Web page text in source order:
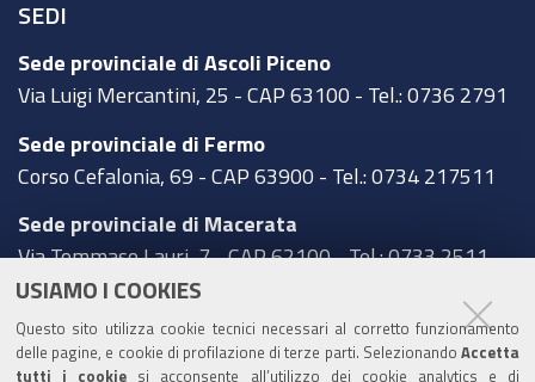
USIAMO I COOKIES
Questo sito utilizza cookie tecnici necessari al corretto funzionamento
delle pagine, e cookie di profilazione di terze parti. Selezionando Accetta
tutti i cookie si acconsente all’utilizzo dei cookie analytics e di
SEDI
Sede provinciale di Ascoli Piceno
Via Luigi Mercantini, 25 - CAP 63100 - Tel.: 0736 2791
Sede provinciale di Fermo
Corso Cefalonia, 69 - CAP 63900 - Tel.: 0734 217511
Sede provinciale di Macerata
Via Tommaso Lauri, 7 - CAP 62100 - Tel.: 0733 2511
Sede provinciale di Pesaro Urbino
Corso XI Settembre, 116 - CAP 61121 - Tel.: 0721
3571